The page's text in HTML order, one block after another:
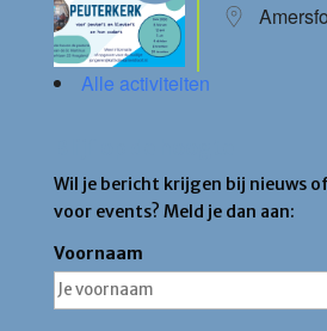
Alle activiteiten
Wil je bericht krijgen bij nieuws
voor events? Meld je dan aan:
Voornaam